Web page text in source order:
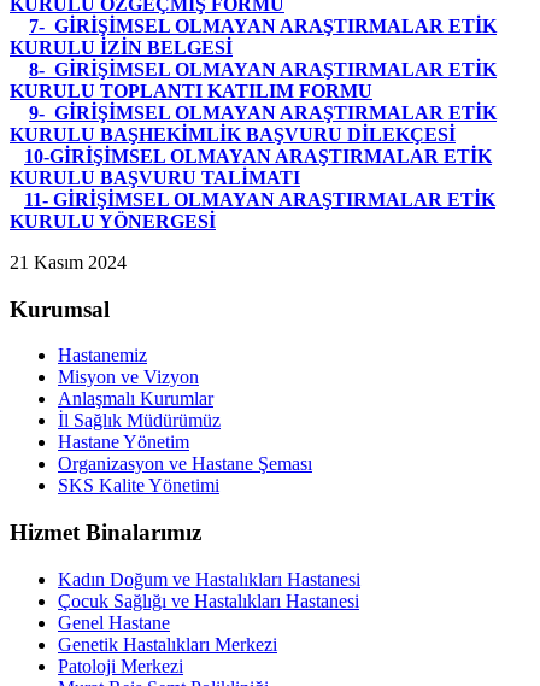
KURULU ÖZGEÇMİŞ FORMU
7- GİRİŞİMSEL OLMAYAN ARAŞTIRMALAR ETİK
KURULU İZİN BELGESİ
8- GİRİŞİMSEL OLMAYAN ARAŞTIRMALAR ETİK
KURULU TOPLANTI KATILIM FORMU
9- GİRİŞİMSEL OLMAYAN ARAŞTIRMALAR ETİK
KURULU BAŞHEKİMLİK BAŞVURU DİLEKÇESİ
10-GİRİŞİMSEL OLMAYAN ARAŞTIRMALAR ETİK
KURULU BAŞVURU TALİMATI
11- GİRİŞİMSEL OLMAYAN ARAŞTIRMALAR ETİK
KURULU YÖNERGESİ
21 Kasım 2024
Kurumsal
Hastanemiz
Misyon ve Vizyon
Anlaşmalı Kurumlar
İl Sağlık Müdürümüz
Hastane Yönetim
Organizasyon ve Hastane Şeması
SKS Kalite Yönetimi
Hizmet Binalarımız
Kadın Doğum ve Hastalıkları Hastanesi
Çocuk Sağlığı ve Hastalıkları Hastanesi
Genel Hastane
Genetik Hastalıkları Merkezi
Patoloji Merkezi